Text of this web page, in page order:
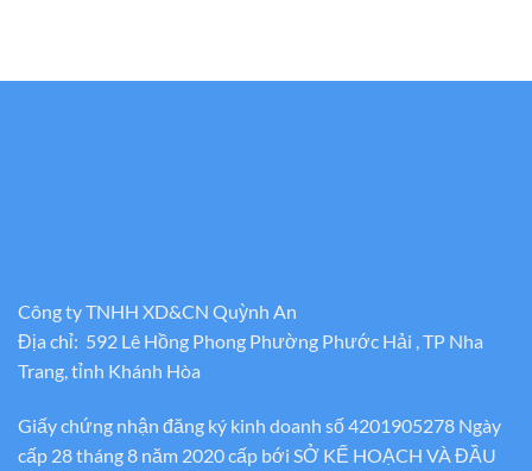
Công ty TNHH XD&CN Quỳnh An
Địa chỉ: 592 Lê Hồng Phong Phường Phước Hải , TP Nha
Trang, tỉnh Khánh Hòa
Giấy chứng nhận đăng ký kinh doanh số 4201905278 Ngày
cấp 28 tháng 8 năm 2020 cấp bới SỞ KẾ HOẠCH VÀ ĐẦU